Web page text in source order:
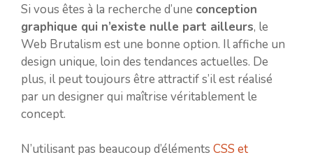
Si vous êtes à la recherche d’une conception
graphique qui n’existe nulle part ailleurs, le
Web Brutalism est une bonne option. Il affiche un
design unique, loin des tendances actuelles. De
plus, il peut toujours être attractif s’il est réalisé
par un designer qui maîtrise véritablement le
concept.
N’utilisant pas beaucoup d’éléments CSS et